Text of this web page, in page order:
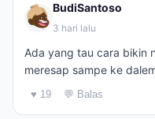
BudiSantoso
3 hari lalu
Ada yang tau cara bikin
meresap sampe ke
♥ 19 💬 Balas